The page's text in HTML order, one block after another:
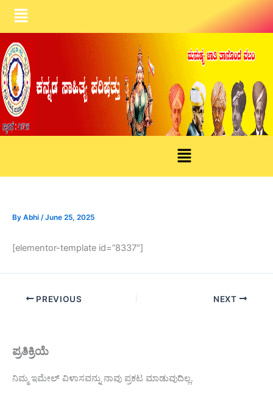
Skip
content
Menu
Menu
By Abhi /June 25, 2025
[elementor-template id=”8337″]
PREVIOUS NEXT
ಪ್ರತಿಕ್ರಿಯೆ
ನಿಮ್ಮ ಇಮೇಲ್ ವಿಳಾಸವನ್ನು ನಾವು ಪ್ರಕಟ ಮಾಡುವುದಿಲ್ಲ.